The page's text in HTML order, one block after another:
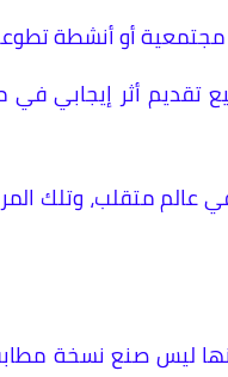
مجتمعية أو أنشطة
تقديم أثر إيجابي
في عالم متقلب، وتلك
ليس صنع نسخة